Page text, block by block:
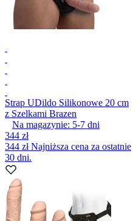
Strap UDildo Silikonowe 20 cm
z Szelkami Brazen
Na magazynie: 5-7 dni
344 zł
344 złNajniższa cena za ostatnie
30 dni.